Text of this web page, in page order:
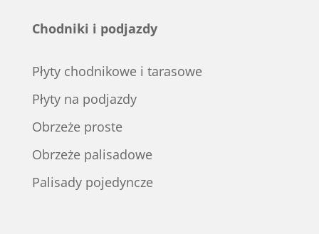
Chodniki i podjazdy
Płyty chodnikowe i tarasowe
Płyty na podjazdy
Obrzeże proste
Obrzeże palisadowe
Palisady pojedyncze